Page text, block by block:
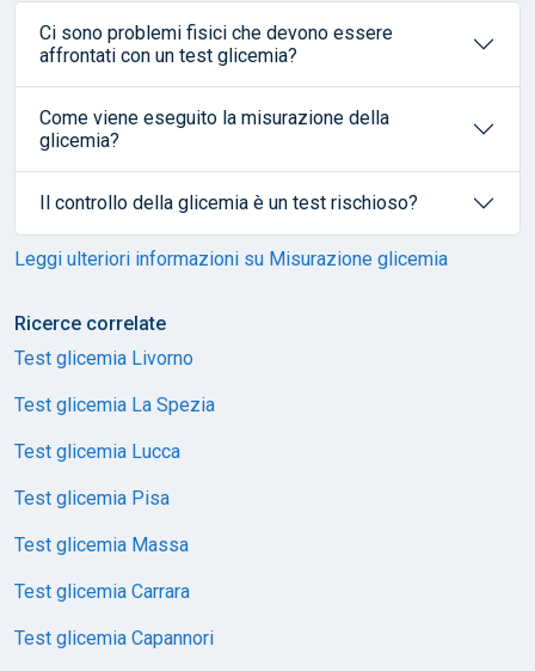
Ci sono problemi fisici che devono essere
affrontati con un test glicemia?
Come viene eseguito la misurazione della
glicemia?
Il controllo della glicemia è un test rischioso?
Leggi ulteriori informazioni su Misurazione glicemia
Ricerce correlate
Test glicemia Livorno
Test glicemia La Spezia
Test glicemia Lucca
Test glicemia Pisa
Test glicemia Massa
Test glicemia Carrara
Test glicemia Capannori